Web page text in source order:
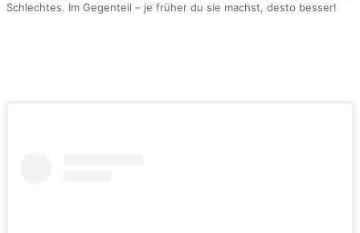
Schlechtes. Im Gegenteil – je früher du sie machst, desto besser!